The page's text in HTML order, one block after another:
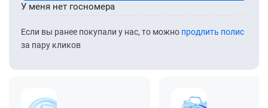
Если вы ранее покупали у нас, то можно продлить полис
за пару кликов
У меня нет госномера